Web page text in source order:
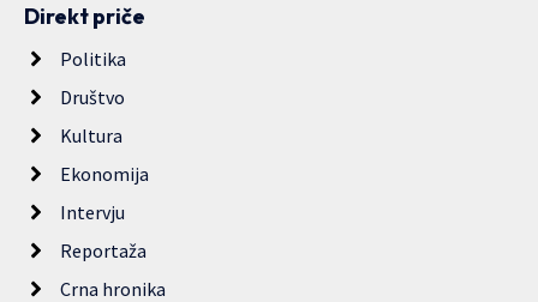
Direkt priče
Politika
Društvo
Kultura
Ekonomija
Intervju
Reportaža
Crna hronika